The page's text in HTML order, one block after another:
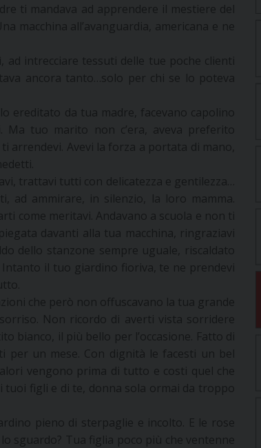
ti mandava ad apprendere il mestiere del
macchina all’avanguardia, americana e ne
intrecciare tessuti delle tue poche clienti
ancora tanto…solo per chi se lo poteva
da tua madre, facevano capolino
Ma tuo marito non c’era, aveva preferito
arrendevi. Avevi la forza a portata di mano,
trattavi tutti con delicatezza e gentilezza…
ammirare, in silenzio, la loro mamma.
come meritavi. Andavano a scuola e non ti
davanti alla tua macchina, ringraziavi
dello stanzone sempre uguale, riscaldato
il tuo giardino fioriva, te ne prendevi
che però non offuscavano la tua grande
Non ricordo di averti vista sorridere
bianco, il più bello per l’occasione. Fatto di
un mese. Con dignità le facesti un bel
vengono prima di tutto e costi quel che
figli e di te, donna sola ormai da troppo
pieno di sterpaglie e incolto. E le rose
sguardo? Tua figlia poco più che ventenne